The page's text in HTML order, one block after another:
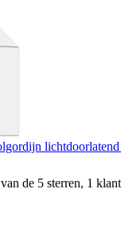
de 5 sterren, 1